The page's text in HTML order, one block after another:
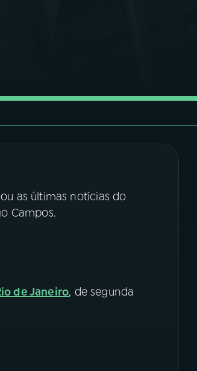
as últimas notícias do
Campos.
de Janeiro, de segunda